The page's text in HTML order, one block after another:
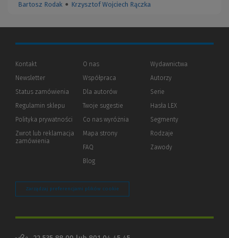
Bartosz Rodak ● Krzysztof Wojciech Rączka
Kontakt
Newsletter
Status zamówienia
Regulamin sklepu
Polityka prywatności (Nowe
(Link
innej
Zwrot lub reklamacja
zamówienia
O nas
Współpraca
Dla autorów(Nowe
(Link
innej
strony)
Twoje sugestie
Co nas wyróżnia
Mapa strony
FAQ
Blog
Wydawnictwa
Autorzy
Serie
Hasła LEX
Segmenty
Rodzaje
Zawody
Zarządzaj preferencjami plików cookie